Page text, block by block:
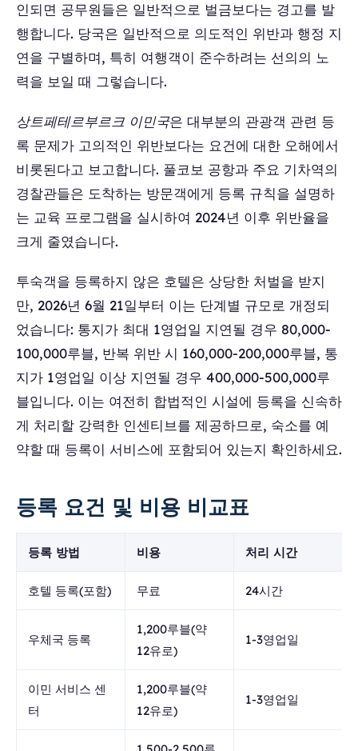
인되면 공무원들은 일반적으로 벌금보다는 경고를 발
행합니다. 당국은 일반적으로 의도적인 위반과 행정 지
연을 구별하며, 특히 여행객이 준수하려는 선의의 노
력을 보일 때 그렇습니다.
상트페테르부르크 이민국은 대부분의 관광객 관련 등
록 문제가 고의적인 위반보다는 요건에 대한 오해에서
비롯된다고 보고합니다. 풀코보 공항과 주요 기차역의
경찰관들은 도착하는 방문객에게 등록 규칙을 설명하
는 교육 프로그램을 실시하여 2024년 이후 위반율을
크게 줄였습니다.
투숙객을 등록하지 않은 호텔은 상당한 처벌을 받지
만, 2026년 6월 21일부터 이는 단계별 규모로 개정되
었습니다: 통지가 최대 1영업일 지연될 경우 80,000-
100,000루블, 반복 위반 시 160,000-200,000루블, 통
지가 1영업일 이상 지연될 경우 400,000-500,000루
블입니다. 이는 여전히 합법적인 시설에 등록을 신속하
게 처리할 강력한 인센티브를 제공하므로, 숙소를 예
약할 때 등록이 서비스에 포함되어 있는지 확인하세요.
등록 요건 및 비용 비교표
등록 방법 비용 처리 시간
호텔 등록(포함) 무료 24시간
우체국 등록
1,200루블(약
12유로)
1-3영업일
이민 서비스 센
터
1,200루블(약
12유로)
1-3영업일